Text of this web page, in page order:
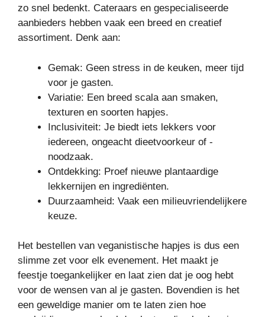
zo snel bedenkt. Cateraars en gespecialiseerde
aanbieders hebben vaak een breed en creatief
assortiment. Denk aan:
Gemak: Geen stress in de keuken, meer tijd
voor je gasten.
Variatie: Een breed scala aan smaken,
texturen en soorten hapjes.
Inclusiviteit: Je biedt iets lekkers voor
iedereen, ongeacht dieetvoorkeur of -
noodzaak.
Ontdekking: Proef nieuwe plantaardige
lekkernijen en ingrediënten.
Duurzaamheid: Vaak een milieuvriendelijkere
keuze.
Het bestellen van veganistische hapjes is dus een
slimme zet voor elk evenement. Het maakt je
feestje toegankelijker en laat zien dat je oog hebt
voor de wensen van al je gasten. Bovendien is het
een geweldige manier om te laten zien hoe